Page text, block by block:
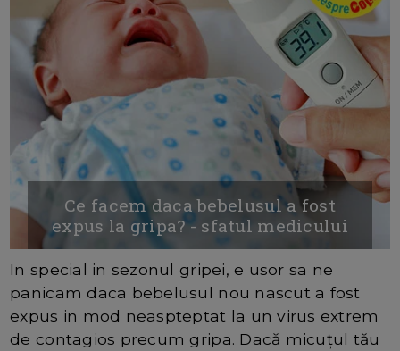
Ce facem daca bebelusul a fost
expus la gripa? - sfatul medicului
In special in sezonul gripei, e usor sa ne
panicam daca bebelusul nou nascut a fost
expus in mod neaspteptat la un virus extrem
de contagios precum gripa. Dacă micuțul tău